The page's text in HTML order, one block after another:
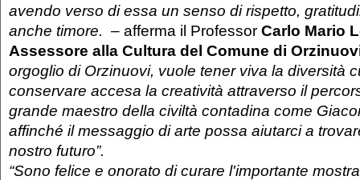
avendo verso di essa un senso di rispetto,
anche timore. – afferma il Professor Carlo Mario
Assessore alla Cultura del Comune di
orgoglio di Orzinuovi, vuole tener viva la diversità
conservare accesa la creatività attraverso il
grande maestro della civiltà contadina come
affinché il messaggio di arte possa aiutarci a
nostro futuro”.
“Sono felice e onorato di curare l'importante